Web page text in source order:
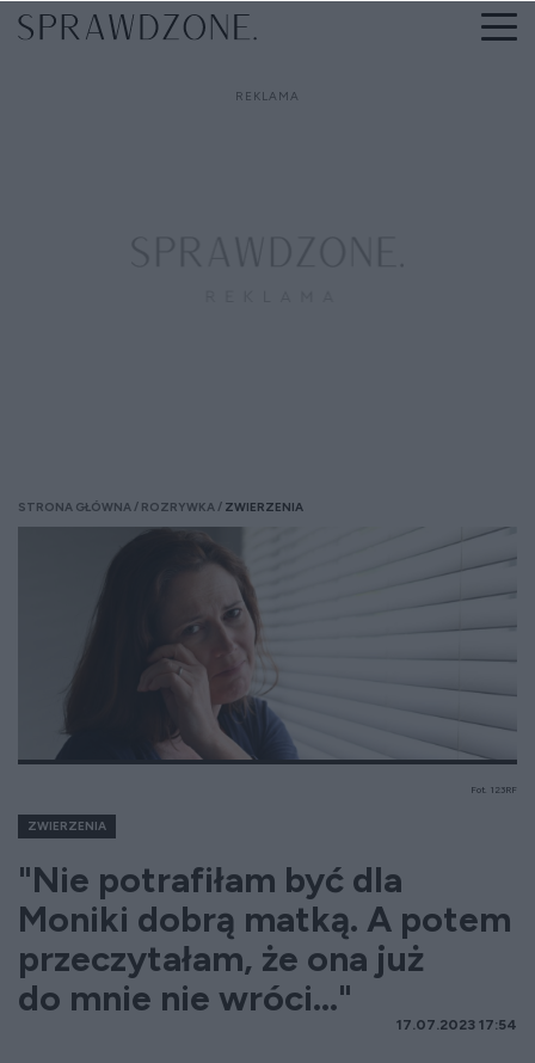
STRONA GŁÓWNA ROZRYWKA ZWIERZENIA
Fot. 123RF
ZWIERZENIA
"Nie potrafiłam być dla
Moniki dobrą matką. A potem
przeczytałam, że ona już
do mnie nie wróci..."
17.07.2023 17:54